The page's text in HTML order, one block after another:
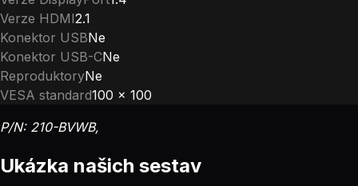
Verze HDMI2.1
Konektor USBNe
Konektor USB-CNe
ReproduktoryNe
VESA standard100 x 100
P/N: 210-BVWB,
Ukázka našich sestav